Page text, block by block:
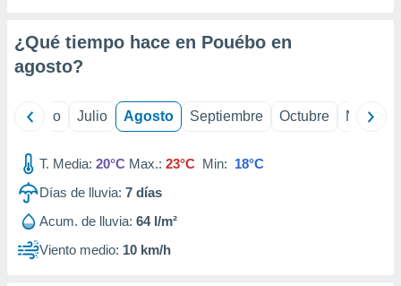
e
mediante
publicidad
publicidad
de
1199
¿Qué tiempo hace en Pouébo en
agosto?
Junio Julio Agosto Septiembre Octubre
T. Media: 20°C Max.: 23°C Min: 18°C
Días de lluvia: 7 días
Acum. de lluvia: 64 l/m²
Viento medio: 10 km/h